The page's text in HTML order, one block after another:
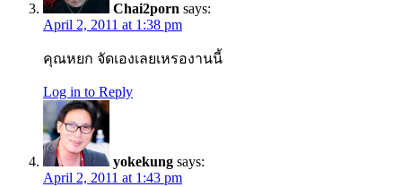
Chai2porn says:
April 2, 2011 at 1:38 pm
คุณหยก จัดเองเลยเหรองานนี้
Log in to Reply
yokekung says:
April 2, 2011 at 1:43 pm